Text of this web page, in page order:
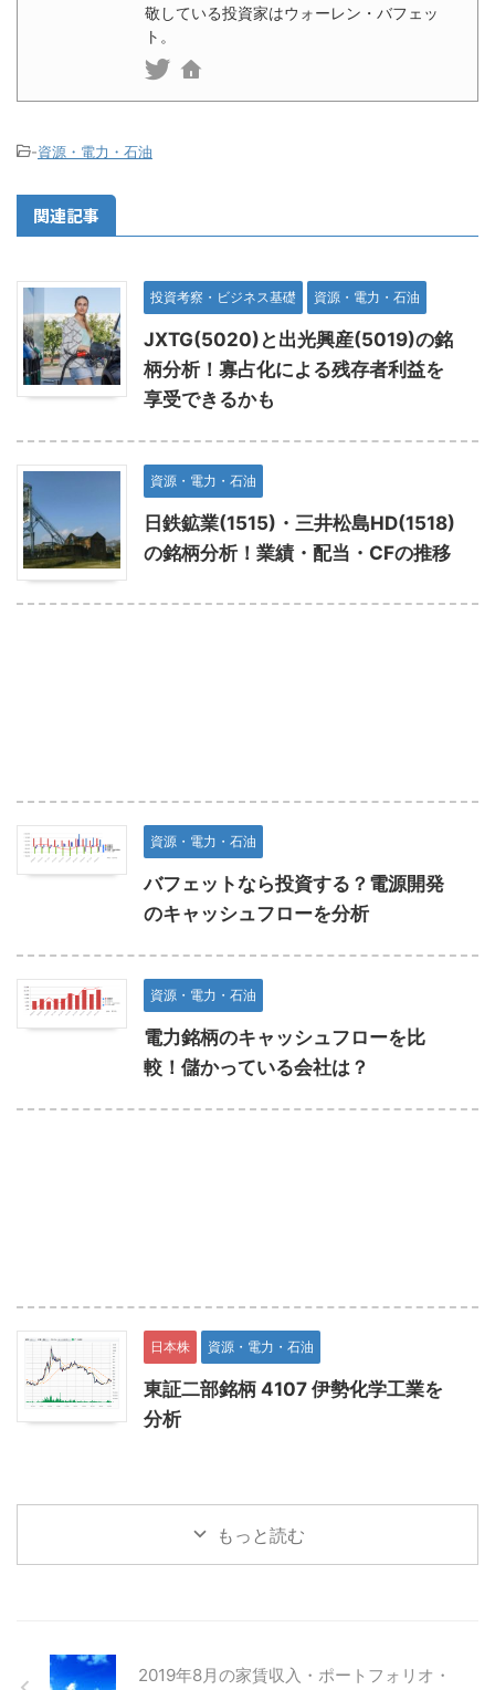
敬している投資家はウォーレン・バフェッ
ト。
-資源・電力・石油
関連記事
投資考察・ビジネス基礎 資源・電力・石油
JXTG(5020)と出光興産(5019)の銘
柄分析！寡占化による残存者利益を
享受できるかも
資源・電力・石油
日鉄鉱業(1515)・三井松島HD(1518)
の銘柄分析！業績・配当・CFの推移
資源・電力・石油
バフェットなら投資する？電源開発
のキャッシュフローを分析
資源・電力・石油
電力銘柄のキャッシュフローを比
較！儲かっている会社は？
日本株 資源・電力・石油
東証二部銘柄 4107 伊勢化学工業を
分析
もっと読む
2019年8月の家賃収入・ポートフォリオ・